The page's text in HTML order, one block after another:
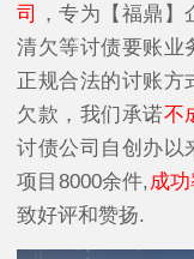
司
，专为【福鼎
清欠等讨债要账业
正规合法的讨账方
欠款，我们承诺不
讨债公司自创办以
项目8000余件, 成
致好评和赞扬.